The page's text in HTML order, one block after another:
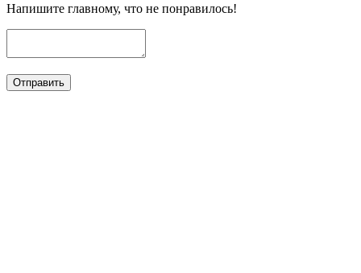
Напишите главному, что не понравилось!